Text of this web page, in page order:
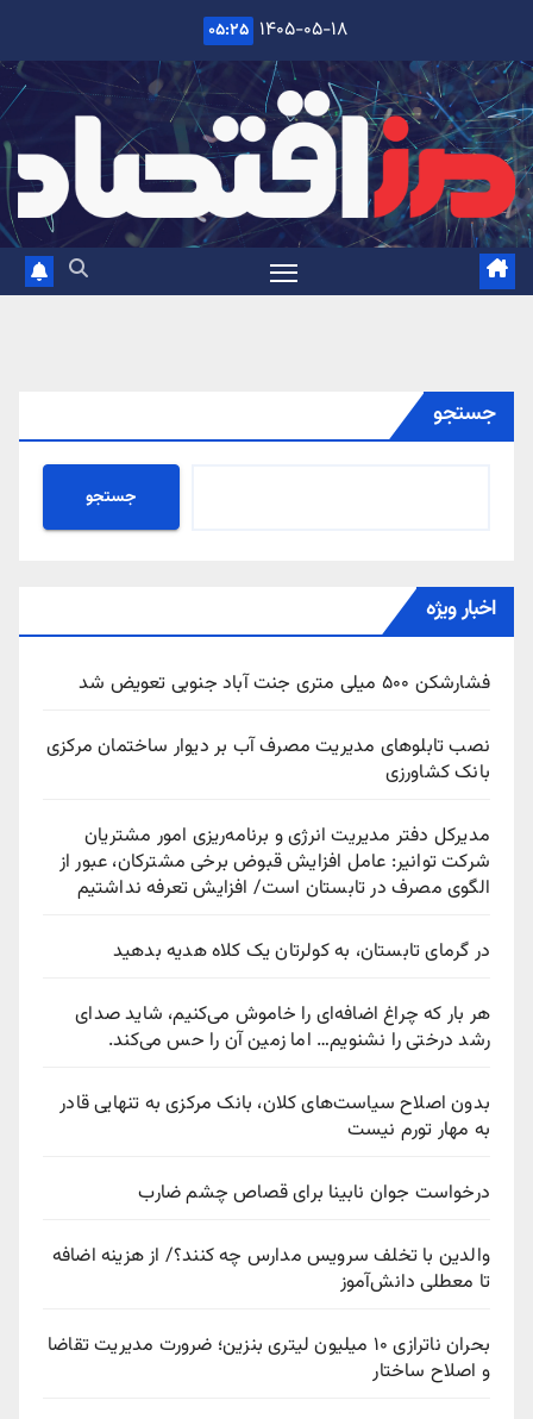
content
۱۴۰۵-۰۵-۱۸ ۰۵:۲۵
جستجو
جستجو
اخبار ویژه
فشارشکن ۵۰۰ میلی متری جنت آباد جنوبی تعویض شد
نصب تابلوهای مدیریت مصرف آب بر دیوار ساختمان مرکزی
بانک کشاورزی
مدیرکل دفتر مدیریت انرژی و برنامه‌ریزی امور مشتریان
شرکت توانیر: عامل افزایش قبوض برخی مشترکان، عبور از
الگوی مصرف در تابستان است/ افزایش تعرفه نداشتیم
در گرمای تابستان، به کولرتان یک کلاه هدیه بدهید
هر بار که چراغ اضافه‌ای را خاموش می‌کنیم، شاید صدای
رشد درختی را نشنویم… اما زمین آن را حس می‌کند.
بدون اصلاح سیاست‌های کلان، بانک مرکزی به تنهایی قادر
به مهار تورم نیست
درخواست جوان نابینا برای قصاص چشم ضارب
والدین با تخلف سرویس مدارس چه کنند؟/ از هزینه اضافه
تا معطلی دانش‌آموز
بحران ناترازی ۱۰ میلیون لیتری بنزین؛ ضرورت مدیریت تقاضا
و اصلاح ساختار